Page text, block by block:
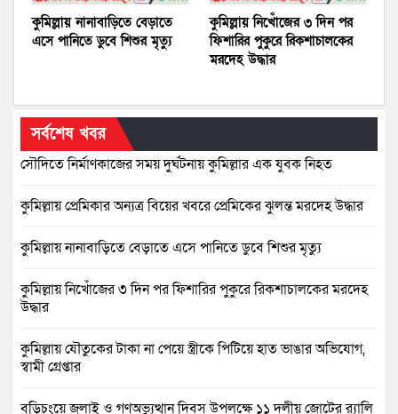
কুমিল্লায় নানাবাড়িতে বেড়াতে
এসে পানিতে ডুবে শিশুর মৃত্যু
কুমিল্লায় নিখোঁজের ৩ দিন পর
ফিশারির পুকুরে রিকশাচালকের
মরদেহ উদ্ধার
সর্বশেষ খবর
সৌদিতে নির্মাণকাজের সময় দুর্ঘটনায় কুমিল্লার এক যুবক নিহত
কুমিল্লায় প্রেমিকার অন্যত্র বিয়ের খবরে প্রেমিকের ঝুলন্ত মরদেহ উদ্ধার
কুমিল্লায় নানাবাড়িতে বেড়াতে এসে পানিতে ডুবে শিশুর মৃত্যু
কুমিল্লায় নিখোঁজের ৩ দিন পর ফিশারির পুকুরে রিকশাচালকের মরদেহ
উদ্ধার
কুমিল্লায় যৌতুকের টাকা না পেয়ে স্ত্রীকে পিটিয়ে হাত ভাঙার অভিযোগ,
স্বামী গ্রেপ্তার
বুড়িচংয়ে জুলাই ও গণঅভ্যুত্থান দিবস উপলক্ষে ১১ দলীয় জোটের র‍্যালি